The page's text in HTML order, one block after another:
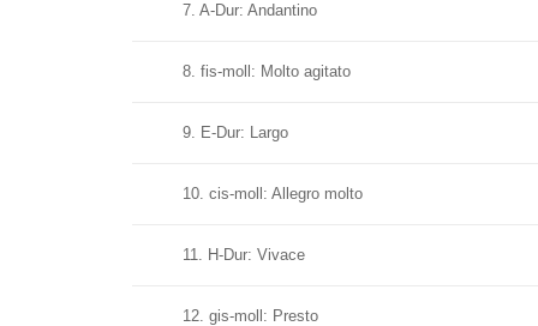
7. A-Dur: Andantino
8. fis-moll: Molto agitato
9. E-Dur: Largo
10. cis-moll: Allegro molto
11. H-Dur: Vivace
12. gis-moll: Presto